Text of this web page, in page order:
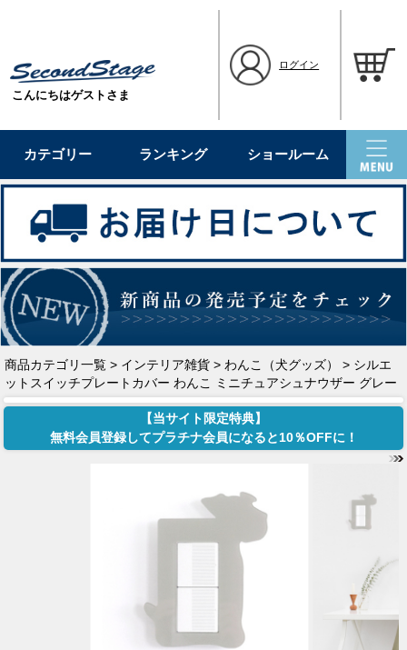
こんにちはゲストさま
ログイン
カテゴリー ランキング ショールーム
商品カテゴリ一覧 > インテリア雑貨 > わんこ（犬グッズ）
> シルエ
ットスイッチプレートカバー わんこ ミニチュアシュナウザー グレー
【当サイト限定特典】
無料会員登録してプラチナ会員になると10％OFFに！